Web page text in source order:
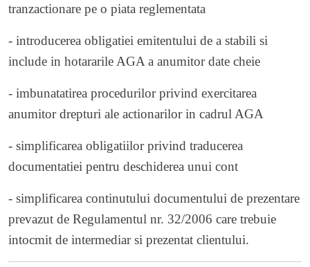
tranzactionare pe o piata reglementata
- introducerea obligatiei emitentului de a stabili si
include in hotararile AGA a anumitor date cheie
- imbunatatirea procedurilor privind exercitarea
anumitor drepturi ale actionarilor in cadrul AGA
- simplificarea obligatiilor privind traducerea
documentatiei pentru deschiderea unui cont
- simplificarea continutului documentului de prezentare
prevazut de Regulamentul nr. 32/2006 care trebuie
intocmit de intermediar si prezentat clientului.